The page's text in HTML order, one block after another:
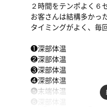
２時間をテンポよく６
お客さんは結構多かっ
タイミングがよく、毎
❶深部体温
❷深部体温
❸深部体温
❹深部体温
❺末端体温
❻深部体温